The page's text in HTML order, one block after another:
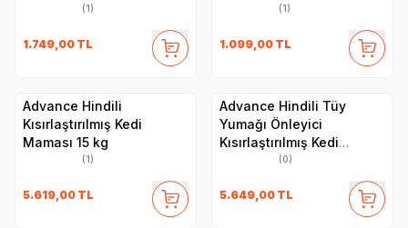
(1)
1.749,00 TL
Maması 1.5 kg
(1)
1.099,00 TL
Advance Hindili
Kısırlaştırılmış Kedi
Maması 15 kg
(1)
5.619,00 TL
Advance Hindili Tüy
Yumağı Önleyici
Kısırlaştırılmış Kedi
Maması 10 kg
(0)
5.649,00 TL